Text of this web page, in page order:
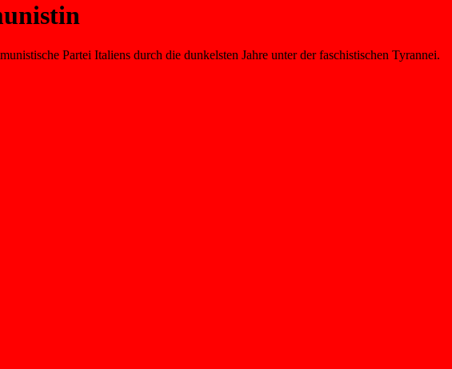
Partei Italiens durch die dunkelsten Jahre unter der faschistischen Tyrannei.